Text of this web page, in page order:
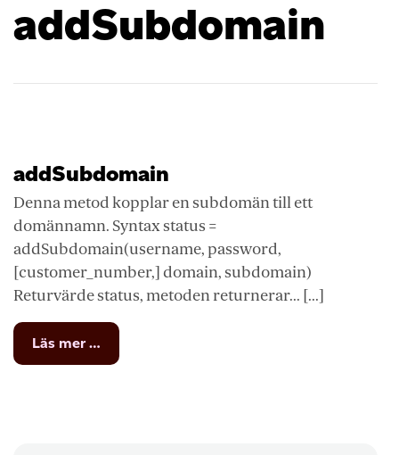
addSubdomain
addSubdomain
Denna metod kopplar en subdomän till ett
domännamn. Syntax status =
addSubdomain(username, password,
[customer_number,] domain, subdomain)
Returvärde status, metoden returnerar... [...]
Läs mer …
addSubdomain